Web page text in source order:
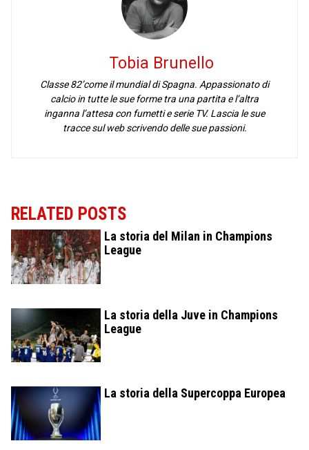
Tobia Brunello
Classe 82’come il mundial di Spagna. Appassionato di
calcio in tutte le sue forme tra una partita e l’altra
inganna l’attesa con fumetti e serie TV. Lascia le sue
tracce sul web scrivendo delle sue passioni.
RELATED POSTS
La storia del Milan in Champions
League
La storia della Juve in Champions
League
La storia della Supercoppa Europea